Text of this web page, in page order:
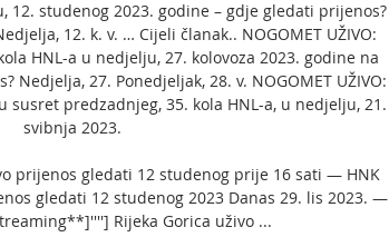
12. studenog 2023. godine – gdje gledati prijenos?
12. k. v. … Cijeli članak.. NOGOMET UŽIVO:
HNL-a u nedjelju, 27. kolovoza 2023. godine na
Nedjelja, 27. Ponedjeljak, 28. v. NOGOMET UŽIVO:
susret predzadnjeg, 35. kola HNL-a, u nedjelju, 21.
svibnja 2023.
prijenos gledati 12 studenog prije 16 sati — HNK
gledati 12 studenog 2023 Danas 29. lis 2023. —
Rijeka Gorica uživo ...